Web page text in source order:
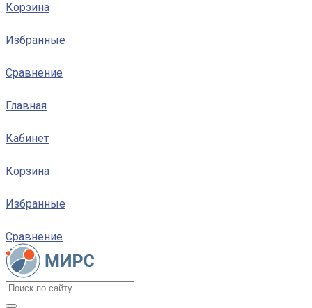
Корзина
Избранные
Сравнение
Главная
Кабинет
Корзина
Избранные
Сравнение